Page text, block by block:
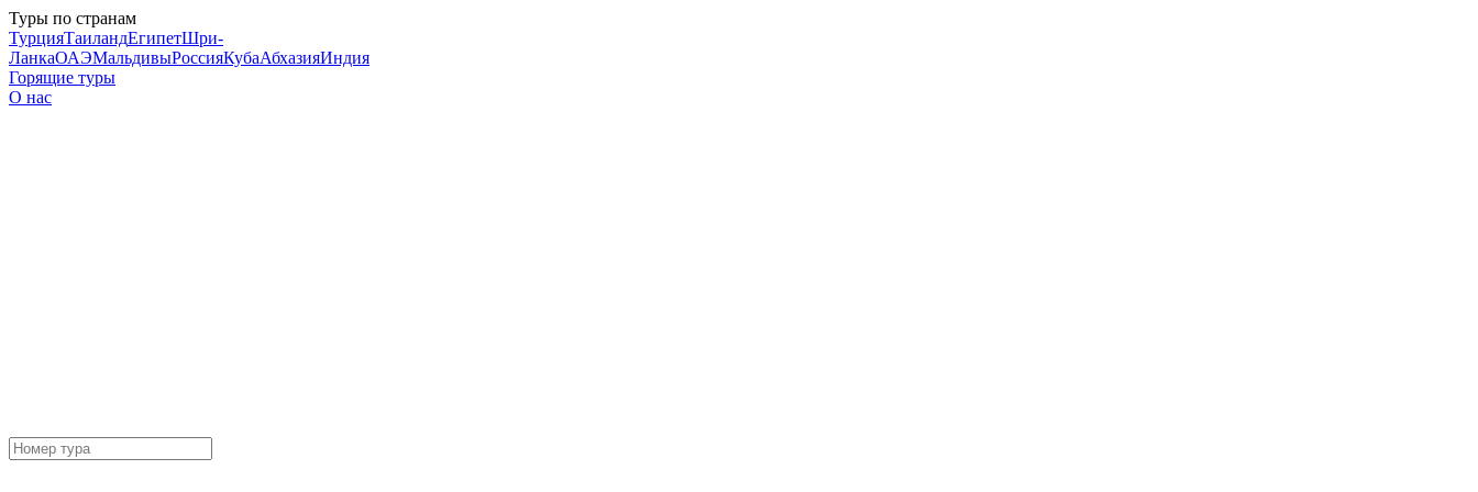
Туры по странам
ТурцияТаиландЕгипетШри-
ЛанкаОАЭМальдивыРоссияКубаАбхазияИндия
Горящие туры
О нас